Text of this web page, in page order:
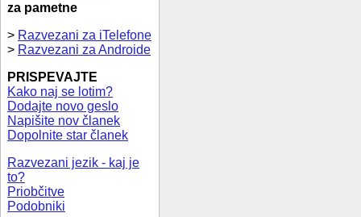
za pametne
> Razvezani za iTelefone
> Razvezani za Androide
PRISPEVAJTE
Kako naj se lotim?
Dodajte novo geslo
Napišite nov članek
Dopolnite star članek
Razvezani jezik - kaj je
to?
Priobčitve
Podobniki